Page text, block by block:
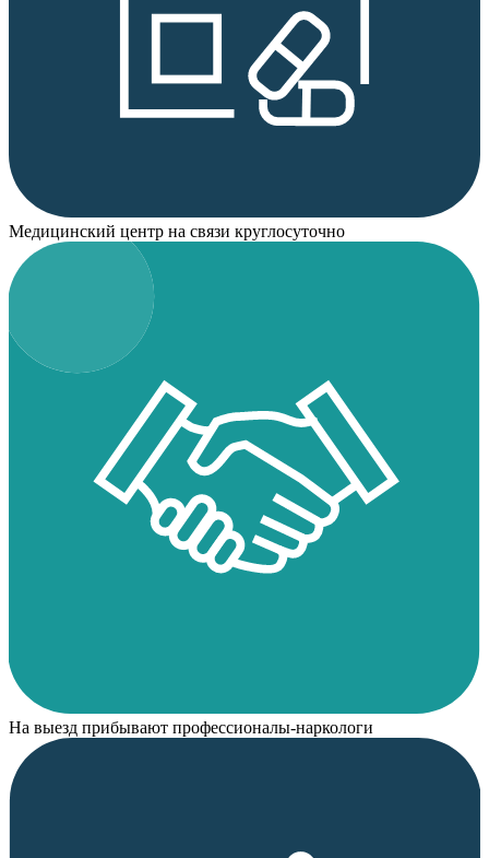
Медицинский центр на связи круглосуточно
На выезд прибывают профессионалы-наркологи